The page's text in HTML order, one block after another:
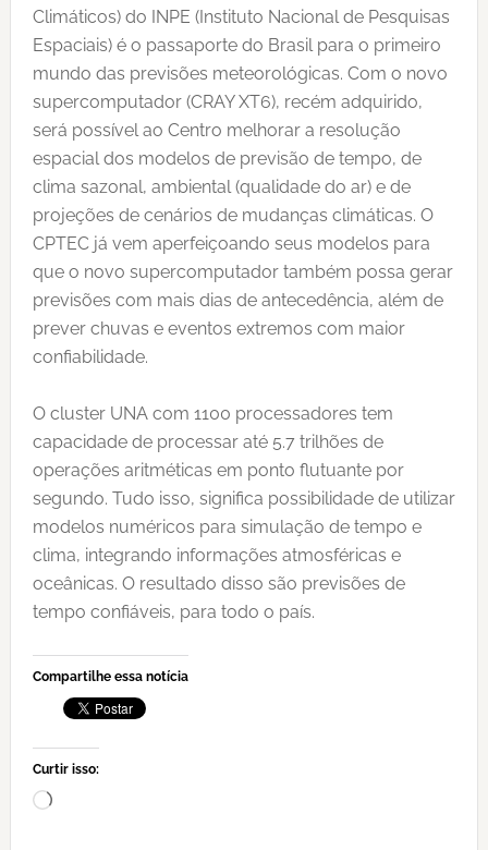
Climáticos) do INPE (Instituto Nacional de Pesquisas
Espaciais) é o passaporte do Brasil para o primeiro
mundo das previsões meteorológicas. Com o novo
supercomputador (CRAY XT6), recém adquirido,
será possível ao Centro melhorar a resolução
espacial dos modelos de previsão de tempo, de
clima sazonal, ambiental (qualidade do ar) e de
projeções de cenários de mudanças climáticas. O
CPTEC já vem aperfeiçoando seus modelos para
que o novo supercomputador também possa gerar
previsões com mais dias de antecedência, além de
prever chuvas e eventos extremos com maior
confiabilidade.
O cluster UNA com 1100 processadores tem
capacidade de processar até 5.7 trilhões de
operações aritméticas em ponto flutuante por
segundo. Tudo isso, significa possibilidade de utilizar
modelos numéricos para simulação de tempo e
clima, integrando informações atmosféricas e
oceânicas. O resultado disso são previsões de
tempo confiáveis, para todo o país.
Compartilhe essa notícia
Curtir isso:
Carregando...